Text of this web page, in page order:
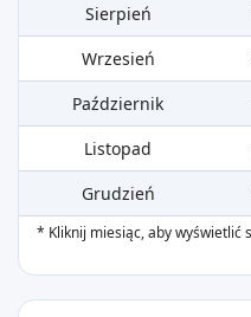
Sierpień
Wrzesień
Październik
Listopad
Grudzień
* Kliknij miesiąc, aby wyświetlić